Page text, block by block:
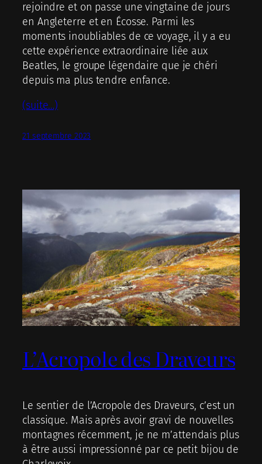
rejoindre et on passe une vingtaine de jours
en Angleterre et en Écosse. Parmi les
moments inoubliables de ce voyage, il y a eu
cette expérience extraordinaire liée aux
Beatles, le groupe légendaire que je chéri
depuis ma plus tendre enfance.
(suite…)
21 septembre 2023
L’Acropole des Draveurs
Le sentier de l’Acropole des Draveurs, c’est un
classique. Mais après avoir gravi de nouvelles
montagnes récemment, je ne m’attendais plus
à être aussi impressionné par ce petit bijou de